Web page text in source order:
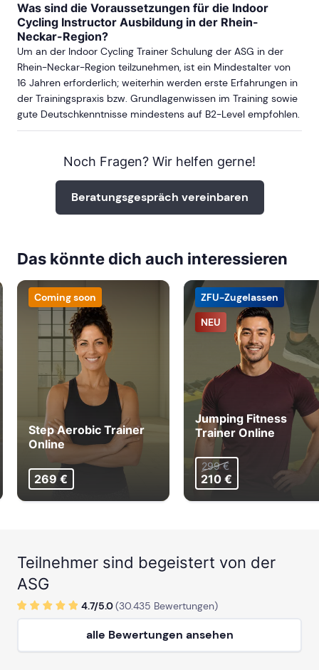
Was sind die Voraussetzungen für die Indoor
Cycling Instructor Ausbildung in der Rhein-
Neckar-Region?
Um an der Indoor Cycling Trainer Schulung der ASG in der
Rhein-Neckar-Region teilzunehmen, ist ein Mindestalter von
16 Jahren erforderlich; weiterhin werden erste Erfahrungen in
der Trainingspraxis bzw. Grundlagenwissen im Training sowie
gute Deutschkenntnisse mindestens auf B2-Level empfohlen.
Noch Fragen? Wir helfen gerne!
Beratungsgespräch vereinbaren
Das könnte dich auch interessieren
Coming soon
Step Aerobic Trainer
Online
269 €
NEU
ZFU-Zugelassen
Jumping Fitness
Trainer Online
299 €
210 €
Teilnehmer sind begeistert von der
ASG
4.7/5.0(30.435 Bewertungen)
alle Bewertungen ansehen